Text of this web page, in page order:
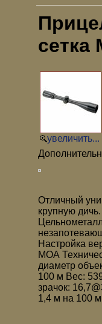
сетка
увеличить...
Отличный
крупную
Настройка
МОА
диаметр
100 м Вес:
зрачок:
1,4 м на 100